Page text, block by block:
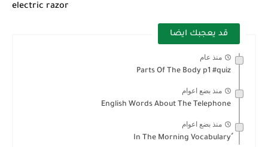
electric razor
قد يعجبك ايضا
منذ عام
Parts Of The Body p1 #quiz
منذ بضع اعوام
English Words About The Telephone
منذ بضع اعوام